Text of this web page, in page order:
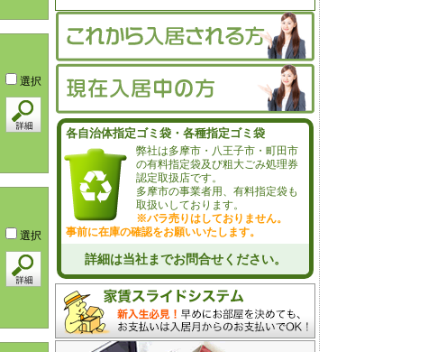
選択
選択
各自治体指定ゴミ袋・各種指定ゴミ袋
弊社は多摩市・八王子市・町田市
の有料指定袋及び粗大ごみ処理券
認定取扱店です。
多摩市の事業者用、有料指定袋も
取扱いしております。
※バラ売りはしておりません。
事前に在庫の確認をお願いいたします。
詳細は当社までお問合せください。